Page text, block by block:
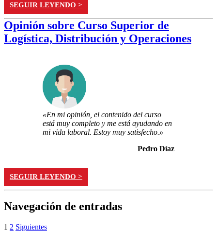
SEGUIR LEYENDO >
Opinión sobre Curso Superior de
Logística, Distribución y Operaciones
«En mi opinión, el contenido del curso
está muy completo y me está ayudando en
mi vida laboral. Estoy muy satisfecho.»
Pedro Díaz
SEGUIR LEYENDO >
Navegación de entradas
1 2 Siguientes